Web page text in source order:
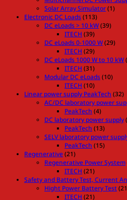
Solar Array Simulator(1)
Electronic DC Loads(113)
DC eLoads > 10 kW(39)
ITECH (39)
DC eLoads 0-1000 W(29)
ITECH (29)
DC eLoads 1000 W to 10 kW
ITECH (31)
Modular DC eLoads(10)
ITECH (10)
Linear power supply PeakTech (32)
AC/DC laboratory power
PeakTech (4)
DC laboratory power supply
PeakTech (13)
SELV laboratory power
PeakTech (15)
Regenerative(21)
Regenerative Power System
ITECH (21)
Safety and Battery Test, Current
Hight Power Battery Test
ITECH (21)